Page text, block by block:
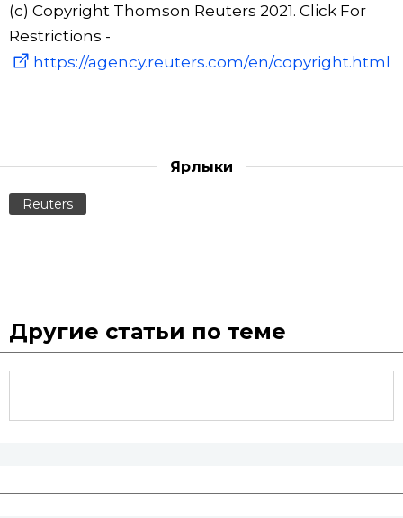
(c) Copyright Thomson Reuters 2021. Click For
Restrictions -
https://agency.reuters.com/en/copyright.html
Ярлыки
Reuters
Другие статьи по теме